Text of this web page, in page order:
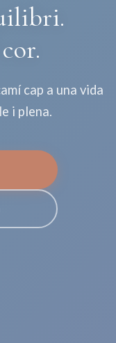
cap a una vida
i plena.